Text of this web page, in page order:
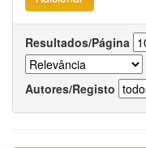
Resultados/Página
Autores/Registo